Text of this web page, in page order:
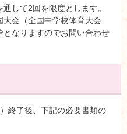
して2回を限度とします。
大会（全国中学校体育大会
なりますのでお問い合わせ
終了後、下記の必要書類の